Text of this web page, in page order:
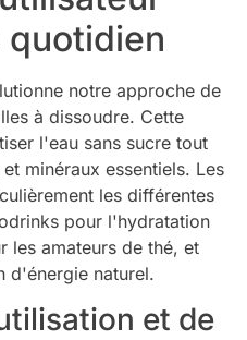
quotidien
notre approche de
à dissoudre. Cette
l'eau sans sucre tout
minéraux essentiels. Les
les différentes
pour l'hydratation
les amateurs de thé, et
d'énergie naturel.
et de